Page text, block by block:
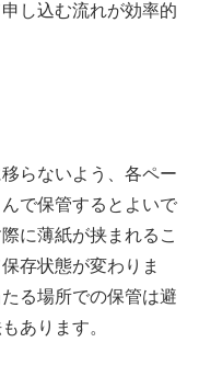
し込む流れが効率的
らないよう、各ペー
で保管するとよいで
に薄紙が挟まれるこ
存状態が変わりま
る場所での保管は避
あります。